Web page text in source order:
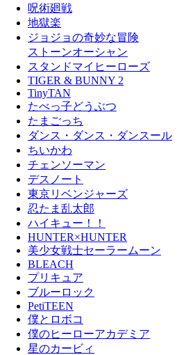
呪術廻戦
地獄楽
ジョジョの奇妙な冒険
ストーンオーシャン
スタンドマイヒーローズ
TIGER & BUNNY 2
TinyTAN
たべっ子どうぶつ
たまごっち
ダンス・ダンス・ダンスール
ちいかわ
チェンソーマン
デスノート
東京リベンジャーズ
忍たま乱太郎
ハイキュー！！
HUNTER×HUNTER
美少女戦士セーラームーン
BLEACH
プリキュア
ブルーロック
PetiTEEN
僕とロボコ
僕のヒーローアカデミア
星のカービィ